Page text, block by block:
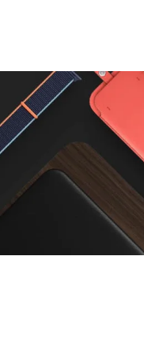
12 18 24